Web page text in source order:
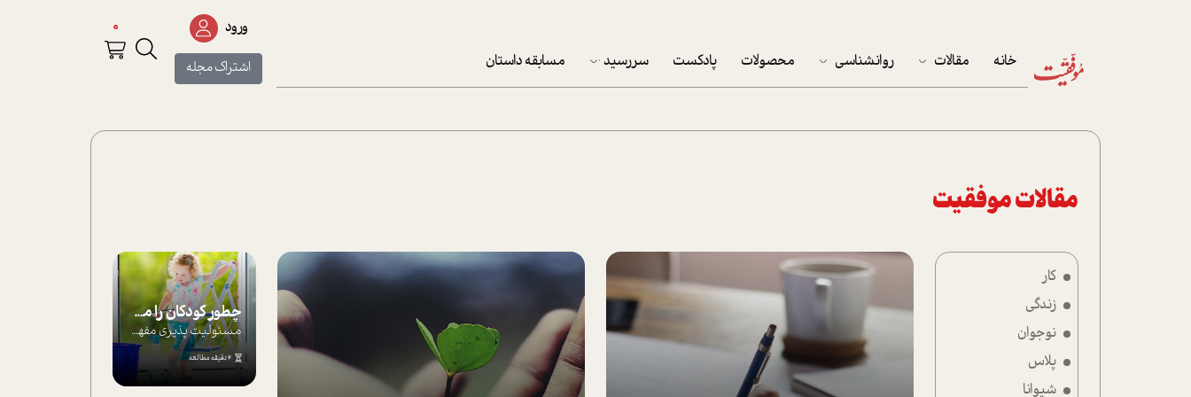
خانه مقالات
پرونده ویژه
روانشناسی محصولات پادکست سررسید
تقویم دیواری
مسابقه داستان
ورود
اشتراک مجله
0
مقالات موفقیت
کار
زندگی
نوجوان
پلاس
شیوانا
چطور کودکان را مسئولیت‌پذیر بار بیاورید؟
مسئولیت پذیری مفهومی ا ست که هر چه کودکت...
4 دقیقه مطالعه